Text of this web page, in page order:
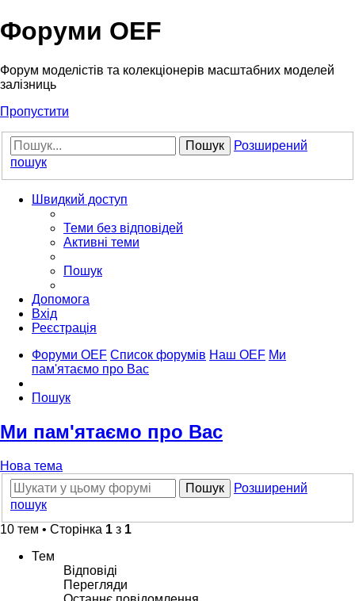
Форуми OEF
Форум моделістів та колекціонерів масштабних моделей
залізниць
Пропустити
Пошук
Розширений
пошук
Швидкий доступ
Теми без відповідей
Активні теми
Пошук
Допомога
Вхід
Реєстрація
Форуми OEF Список форумів Наш OEF Ми
пам'ятаємо про Вас
Пошук
Ми пам'ятаємо про Вас
Нова тема
Пошук
Розширений
пошук
10 тем • Сторінка 1 з 1
Тем
Відповіді
Перегляди